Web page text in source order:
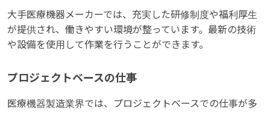
大手医療機器メーカーでは、充実した研修制度や福利厚生
が提供され、働きやすい環境が整っています。最新の技術
や設備を使用して作業を行うことができます。
プロジェクトベースの仕事
医療機器製造業界では、プロジェクトベースでの仕事が多